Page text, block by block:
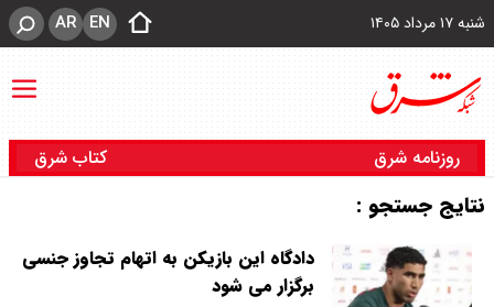
شنبه ۱۷ مرداد ۱۴۰۵ EN
AR
روزنامه شرق کتاب شرق
نتایج جستجو :
دادگاه این بازیکن به اتهام تجاوز جنسی
برگزار می شود